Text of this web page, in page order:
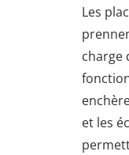
Les
charge
et les